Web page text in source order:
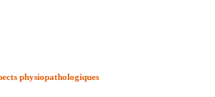
physiopathologiques